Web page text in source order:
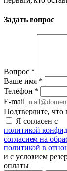
Задать вопрос
Вопрос *
Ваше имя *
Телефон *
E-mail
Подтвердите, что
Я согласен с
политикой
согласием на
политикой в
и с условием
оплаты